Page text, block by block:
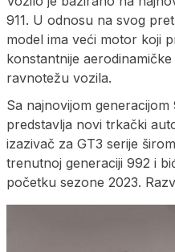
911. U odnosu na svog
model ima veći motor koji
konstantnije
ravnotežu vozila.
Sa najnovijom generacijom
predstavlja novi trkački
izazivač za GT3 serije
trenutnoj generaciji 992 i
početku sezone 2023.